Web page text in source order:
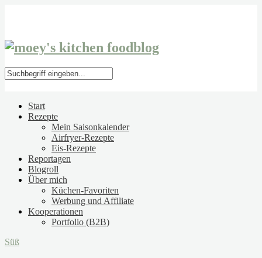
Start
Rezepte
Mein Saisonkalender
Airfryer-Rezepte
Eis-Rezepte
Reportagen
Blogroll
Über mich
Küchen-Favoriten
Werbung und Affiliate
Kooperationen
Portfolio (B2B)
Süß